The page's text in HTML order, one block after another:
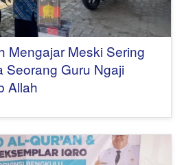
Mengajar Meski Sering
Seorang Guru Ngaji
Allah